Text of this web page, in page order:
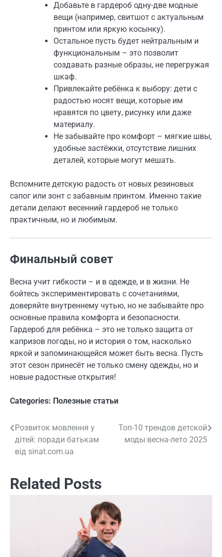
Добавьте в гардероб одну-две модные
вещи (например, свитшот с актуальным
принтом или яркую косынку).
Остальное пусть будет нейтральным и
функциональным – это позволит
создавать разные образы, не перегружая
шкаф.
Привлекайте ребёнка к выбору: дети с
радостью носят вещи, которые им
нравятся по цвету, рисунку или даже
материалу.
Не забывайте про комфорт – мягкие швы,
удобные застёжки, отсутствие лишних
деталей, которые могут мешать.
Вспомните детскую радость от новых резиновых
сапог или зонт с забавным принтом. Именно такие
детали делают весенний гардероб не только
практичным, но и любимым.
Финальный совет
Весна учит гибкости – и в одежде, и в жизни. Не
бойтесь экспериментировать с сочетаниями,
доверяйте внутреннему чутью, но не забывайте про
основные правила комфорта и безопасности.
Гардероб для ребёнка – это не только защита от
капризов погоды, но и история о том, насколько
яркой и запоминающейся может быть весна. Пусть
этот сезон принесёт не только смену одежды, но и
новые радостные открытия!
Categories: Полезные статьи
Навигация
по
Розвиток мовлення у
дітей: поради батькам
від sinat.com.ua
Топ-10 трендов детской
моды весна-лето 2025
Related Posts